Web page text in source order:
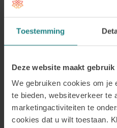
Toestemming
Deze website maakt
We gebruiken cookies om je
te bieden, websiteverkeer te
marketingactiviteiten te
cookies dat u wilt toestaan.